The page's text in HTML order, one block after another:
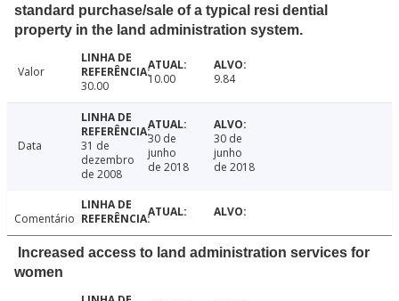
standard purchase/sale of a typical resi dential
property in the land administration system.
Valor
30.00
10.00 9.84
Data
31 de
dezembro
de 2008
30 de
junho
de 2018
30 de
junho
de 2018
Comentário
Increased access to land administration services for
women